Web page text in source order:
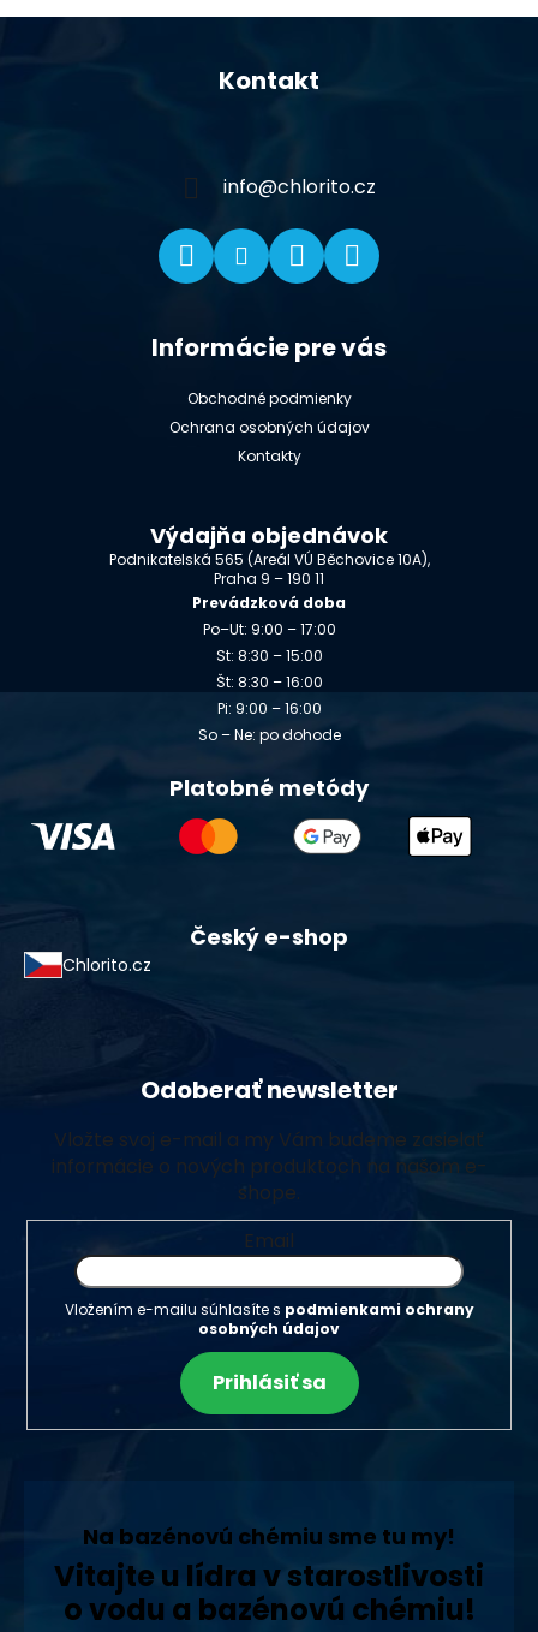
Z
Kontakt
info@chlorito.cz
Informácie pre vás
Obchodné podmienky
Ochrana osobných údajov
Kontakty
Výdajňa objednávok
Podnikatelská 565 (Areál VÚ Běchovice 10A),
Praha 9 – 190 11
Prevádzková doba
Po–Ut: 9:00 – 17:00
St: 8:30 – 15:00
Št: 8:30 – 16:00
Pi: 9:00 – 16:00
So – Ne: po dohode
Platobné metódy
Český e-shop
Chlorito.cz
Odoberať newsletter
Vložte svoj e-mail a my Vám budeme zasielať
informácie o nových produktoch na našom e-
shope.
Email
Vložením e-mailu súhlasíte s podmienkami ochrany
osobných údajov
Prihlásiť sa
Na bazénovú chémiu sme tu my!
Vitajte u lídra v starostlivosti
o vodu a bazénovú chémiu!